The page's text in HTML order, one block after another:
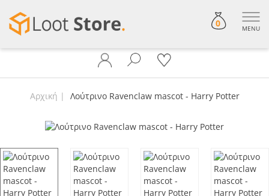
0 MENU
Αρχική Λούτρινο Ravenclaw mascot - Harry Potter